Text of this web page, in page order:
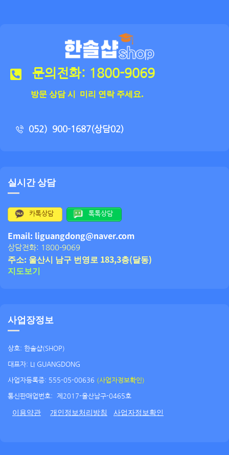
문의전화: 1800-9069
방문 상담 시 미리 연락 주세요.
052）900-1687(상담02)
실시간 상담
카톡상담 톡톡상담
Email: liguangdong@naver.com
상담전화: 1800-9069
주소: 울산시 남구 번영로 183,3층(달동)
지도보기
사업장정보
상호: 한솔샵(SHOP)
대표자: LI GUANGDONG
사업자등록증: 555-05-00636 (사업자정보확인)
통신판매업번호: 제2017-울산남구-0465호
이용약관 개인정보처리방침 사업자정보확인